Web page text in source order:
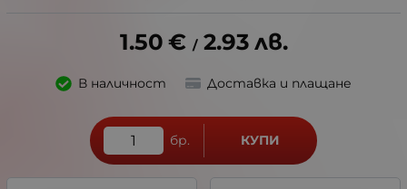
1.50 € / 2.93 лв.
В наличност Доставка и плащане
бр. КУПИ